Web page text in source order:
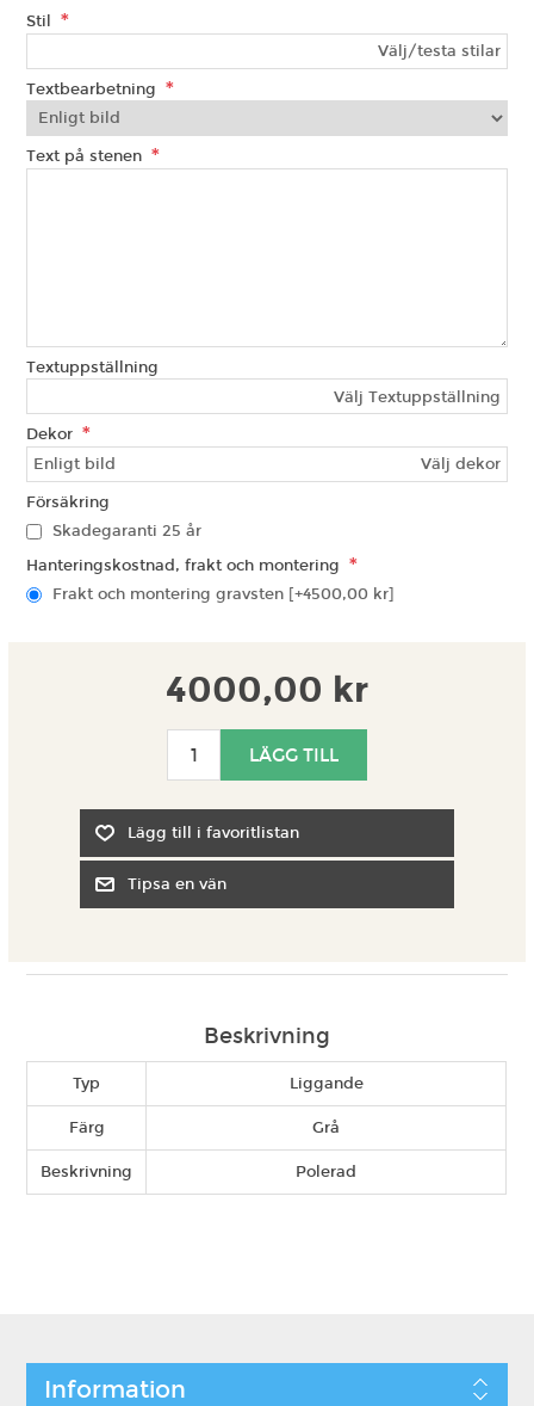
Stil *
Välj/testa stilar
Textbearbetning *
Text på stenen *
Textuppställning
Välj Textuppställning
Dekor *
Välj dekor
Försäkring
Skadegaranti 25 år
Hanteringskostnad, frakt och montering *
Frakt och montering gravsten [+4500,00 kr]
4000,00 kr
Beskrivning
Typ Liggande
Färg Grå
Beskrivning Polerad
Information